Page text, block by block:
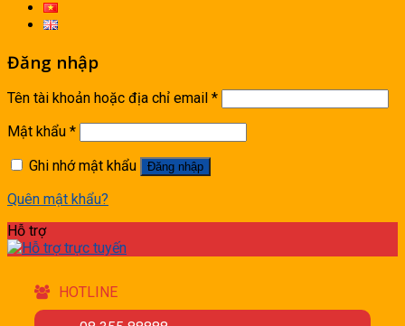
Đăng nhập
Tên tài khoản hoặc địa chỉ email *
Mật khẩu *
Ghi nhớ mật khẩu
Đăng nhập
Quên mật khẩu?
Hỗ trợ
HOTLINE